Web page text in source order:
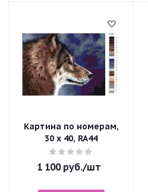
Картина по номерам,
30 x 40, RA44
1 100руб./шт